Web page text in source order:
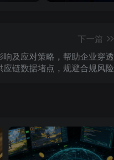
下一篇
及应对策略，帮助企业穿透
应链数据堵点，规避合规风险